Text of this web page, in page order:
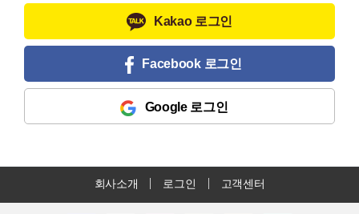
Kakao 로그인
Facebook 로그인
Google 로그인
회사소개 로그인 고객센터